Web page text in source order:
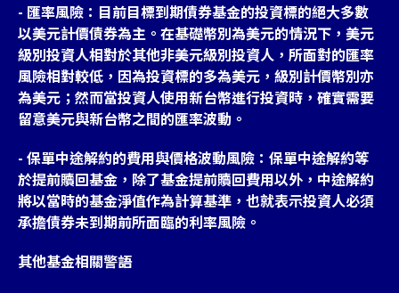
- 匯率風險：目前目標到期債券基金的投資標的絕大多數
以美元計價債券為主。在基礎幣別為美元的情況下，美元
級別投資人相對於其他非美元級別投資人，所面對的匯率
風險相對較低，因為投資標的多為美元，級別計價幣別亦
為美元；然而當投資人使用新台幣進行投資時，確實需要
留意美元與新台幣之間的匯率波動。
- 保單中途解約的費用與價格波動風險：保單中途解約等
於提前贖回基金，除了基金提前贖回費用以外，中途解約
將以當時的基金淨值作為計算基準，也就表示投資人必須
承擔債券未到期前所面臨的利率風險。
其他基金相關警語